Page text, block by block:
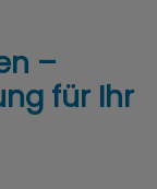
–
für Ihr